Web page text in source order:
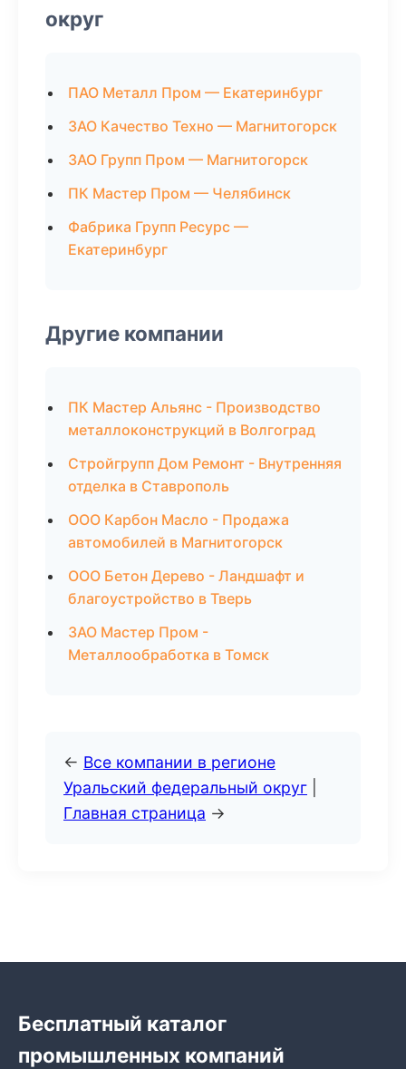
округ
ПАО Металл Пром — Екатеринбург
ЗАО Качество Техно — Магнитогорск
ЗАО Групп Пром — Магнитогорск
ПК Мастер Пром — Челябинск
Фабрика Групп Ресурс —
Екатеринбург
Другие компании
ПК Мастер Альянс - Производство
металлоконструкций в Волгоград
Стройгрупп Дом Ремонт - Внутренняя
отделка в Ставрополь
ООО Карбон Масло - Продажа
автомобилей в Магнитогорск
ООО Бетон Дерево - Ландшафт и
благоустройство в Тверь
ЗАО Мастер Пром -
Металлообработка в Томск
← Все компании в регионе
Уральский федеральный округ
Главная страница →
Бесплатный каталог
промышленных компаний